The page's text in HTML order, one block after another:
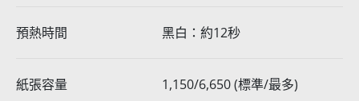
預熱時間 黑白：約12秒
紙張容量 1,150/6,650 (標準/最多)